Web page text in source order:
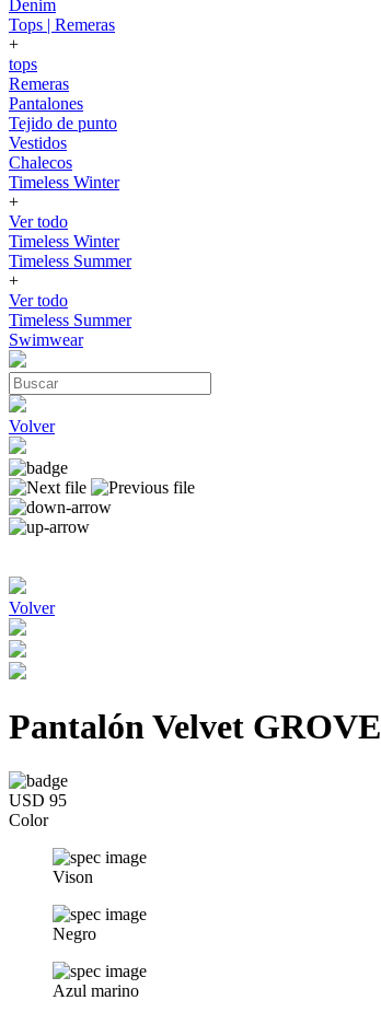
Denim
Tops | Remeras
+
tops
Remeras
Pantalones
Tejido de punto
Vestidos
Chalecos
Timeless Winter
+
Ver todo
Timeless Winter
Timeless Summer
+
Ver todo
Timeless Summer
Swimwear
Volver
Volver
Pantalón Velvet GROVE
USD 95
Color
Vison
Negro
Azul marino